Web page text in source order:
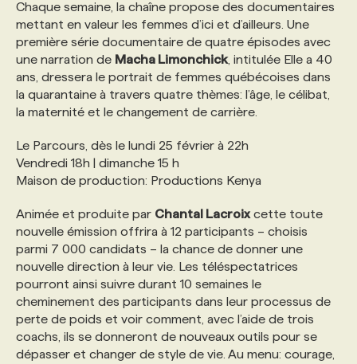
Chaque semaine, la chaîne propose des documentaires
mettant en valeur les femmes d’ici et d’ailleurs. Une
première série documentaire de quatre épisodes avec
une narration de Macha Limonchick, intitulée Elle a 40
ans, dressera le portrait de femmes québécoises dans
la quarantaine à travers quatre thèmes: l’âge, le célibat,
la maternité et le changement de carrière.
Le Parcours, dès le lundi 25 février à 22h
Vendredi 18h | dimanche 15 h
Maison de production: Productions Kenya
Animée et produite par Chantal Lacroix cette toute
nouvelle émission offrira à 12 participants – choisis
parmi 7 000 candidats – la chance de donner une
nouvelle direction à leur vie. Les téléspectatrices
pourront ainsi suivre durant 10 semaines le
cheminement des participants dans leur processus de
perte de poids et voir comment, avec l’aide de trois
coachs, ils se donneront de nouveaux outils pour se
dépasser et changer de style de vie. Au menu: courage,